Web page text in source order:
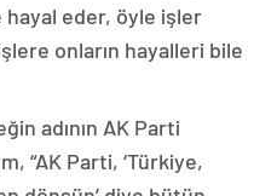
hayal eder, öyle işler
onların hayalleri bile
adının AK Parti
“AK Parti, ‘Türkiye,